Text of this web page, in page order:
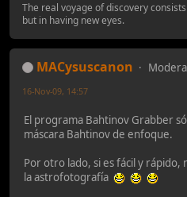
The real voyage of discovery
but in having new eyes.
MACysuscanon
16-Nov-09, 14:57
El programa Bahtinov Grabber
máscara Bahtinov de enfoque.
Por otro lado, si es fácil y rápido,
la astrofotografía